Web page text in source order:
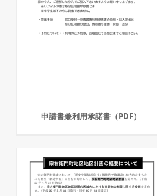
申請書兼利用承諾書（PDF）